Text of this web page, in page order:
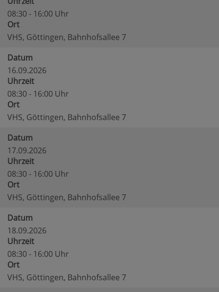
08:30 - 16:00 Uhr
Ort
VHS, Göttingen, Bahnhofsallee 7
Datum
16.09.2026
Uhrzeit
08:30 - 16:00 Uhr
Ort
VHS, Göttingen, Bahnhofsallee 7
Datum
17.09.2026
Uhrzeit
08:30 - 16:00 Uhr
Ort
VHS, Göttingen, Bahnhofsallee 7
Datum
18.09.2026
Uhrzeit
08:30 - 16:00 Uhr
Ort
VHS, Göttingen, Bahnhofsallee 7